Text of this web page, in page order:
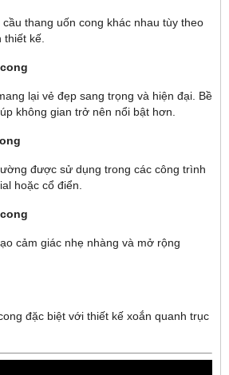
thang uốn cong khác nhau tùy theo
kế.
lại vẻ đẹp sang trọng và hiện đại. Bề
không gian trở nên nổi bật hơn.
được sử dụng trong các công trình
hoặc cổ điển.
cảm giác nhẹ nhàng và mở rộng
đặc biệt với thiết kế xoắn quanh trục